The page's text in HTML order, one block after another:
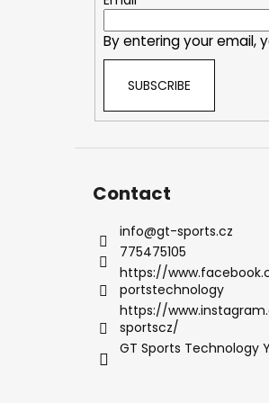
By entering your email,
SUBSCRIBE
Contact
info@gt-sports.cz
775475105
https://
portstechnology
https://
sportscz/
GT Sports Technology